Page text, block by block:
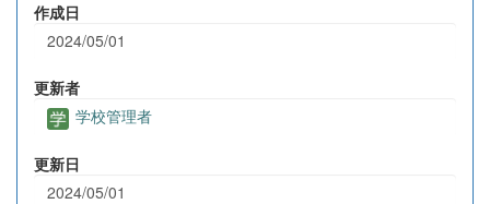
作成日
2024/05/01
更新者
学校管理者
更新日
2024/05/01